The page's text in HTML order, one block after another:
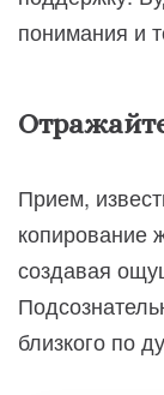
понимания и
Прием,
копирование
создавая
близкого по